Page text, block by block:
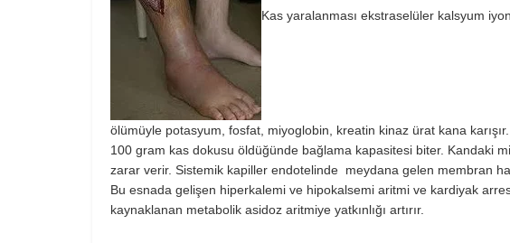
Kas yaralanması ekstraselüler kalsyum
ölümüyle potasyum, fosfat, miyoglobin, kreatin kinaz ürat kana
100 gram kas dokusu öldüğünde bağlama kapasitesi biter. Kandaki
zarar verir. Sistemik kapiller endotelinde meydana gelen membran
Bu esnada gelişen hiperkalemi ve hipokalsemi aritmi ve kardiyak
kaynaklanan metabolik asidoz aritmiye yatkınlığı artırır.